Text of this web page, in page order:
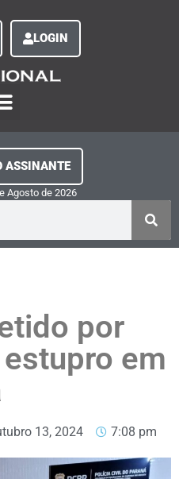
LOGIN
ASSINANTE
Agosto de 2026
por
em
13, 2024 7:08 pm